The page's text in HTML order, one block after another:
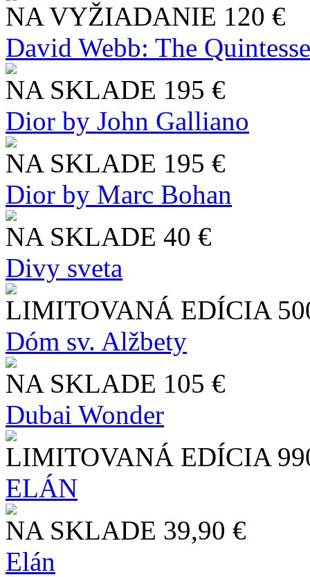
NA VYŽIADANIE 120 €
David Webb: The
NA SKLADE 195 €
Dior by John Galliano
NA SKLADE 195 €
Dior by Marc Bohan
NA SKLADE 40 €
Divy sveta
LIMITOVANÁ EDÍCIA
Dóm sv. Alžbety
NA SKLADE 105 €
Dubai Wonder
LIMITOVANÁ EDÍCIA
ELÁN
NA SKLADE 39,90 €
Elán